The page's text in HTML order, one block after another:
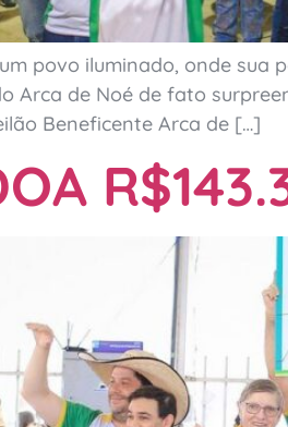
povo iluminado, onde
Arca de Noé de fato
Beneficente Arca de […]